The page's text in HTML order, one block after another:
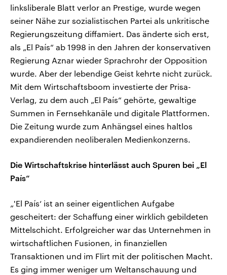
linksliberale Blatt verlor an Prestige, wurde wegen
seiner Nähe zur sozialistischen Partei als unkritische
Regierungszeitung diffamiert. Das änderte sich erst,
als „El País“ ab 1998 in den Jahren der konservativen
Regierung Aznar wieder Sprachrohr der Opposition
wurde. Aber der lebendige Geist kehrte nicht zurück.
Mit dem Wirtschaftsboom investierte der Prisa-
Verlag, zu dem auch „El País“ gehörte, gewaltige
Summen in Fernsehkanäle und digitale Plattformen.
Die Zeitung wurde zum Anhängsel eines haltlos
expandierenden neoliberalen Medienkonzerns.
Die Wirtschaftskrise hinterlässt auch Spuren bei „El
País“
„'El País‘ ist an seiner eigentlichen Aufgabe
gescheitert: der Schaffung einer wirklich gebildeten
Mittelschicht. Erfolgreicher war das Unternehmen in
wirtschaftlichen Fusionen, in finanziellen
Transaktionen und im Flirt mit der politischen Macht.
Es ging immer weniger um Weltanschauung und